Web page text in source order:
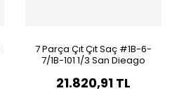
7 Parça Çıt Çıt Saç #1B-6-
7/1B-101 1/3 San Dieago
21.820,91 TL